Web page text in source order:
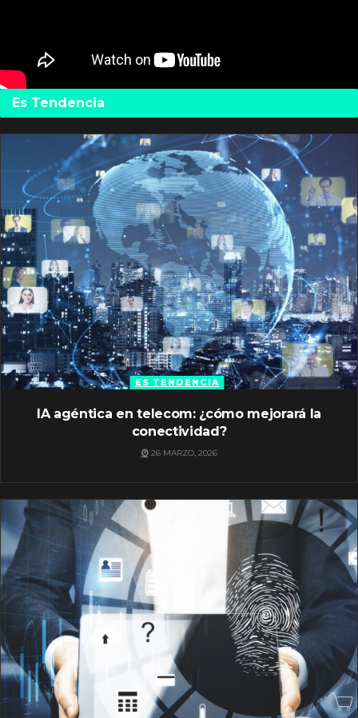
Es Tendencia
ES TENDENCIA
IA agéntica en telecom: ¿cómo mejorará la
conectividad?
26 MARZO, 2026